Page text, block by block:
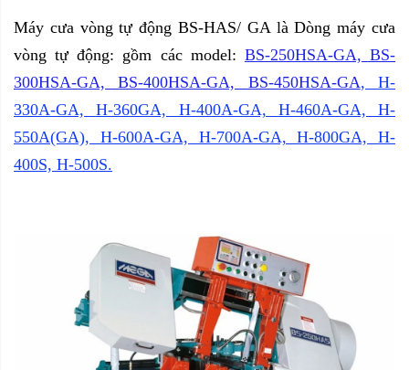
Máy cưa vòng tự động BS-HAS/ GA làDòng máy cưa
vòng tự động: gồm các model: BS-250HSA-GA, BS-
300HSA-GA, BS-400HSA-GA, BS-450HSA-GA, H-
330A-GA, H-360GA, H-400A-GA, H-460A-GA, H-
550A(GA), H-600A-GA, H-700A-GA, H-800GA, H-
400S, H-500S.